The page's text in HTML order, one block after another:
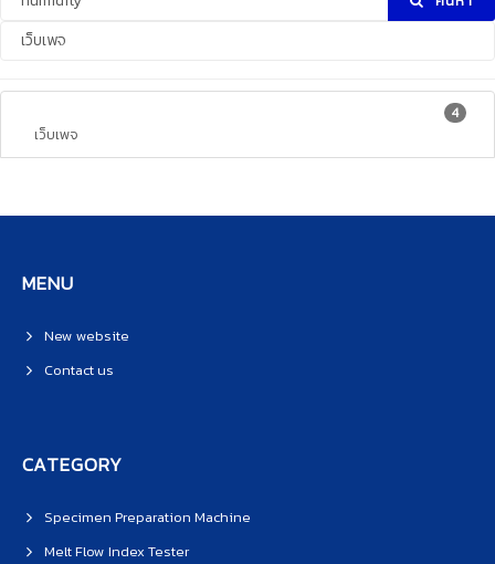
4
เว็บเพจ
MENU
New website
Contact us
CATEGORY
Specimen Preparation Machine
Melt Flow Index Tester